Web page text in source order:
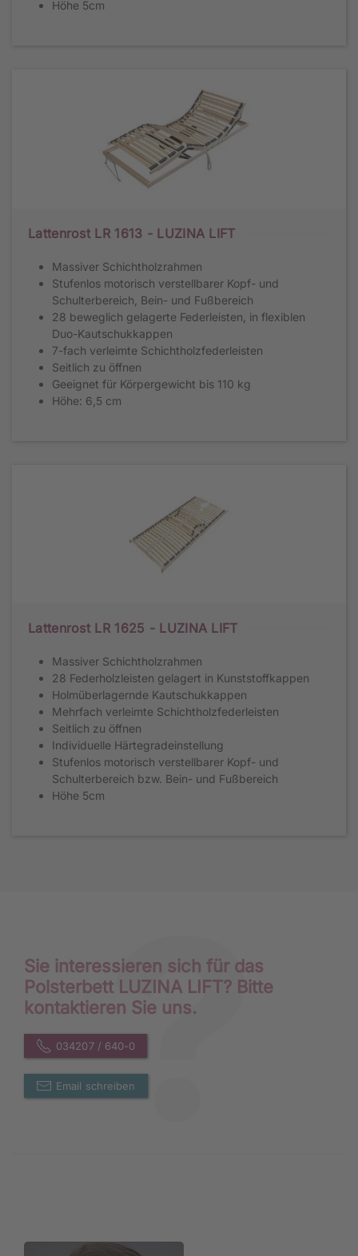
Höhe 5cm
Lattenrost LR 1613 - LUZINA LIFT
Massiver Schichtholzrahmen
Stufenlos motorisch verstellbarer Kopf- und
Schulterbereich, Bein- und Fußbereich
28 beweglich gelagerte Federleisten, in flexiblen
Duo-Kautschukkappen
7-fach verleimte Schichtholzfederleisten
Seitlich zu öffnen
Geeignet für Körpergewicht bis 110 kg
Höhe: 6,5 cm
Lattenrost LR 1625 - LUZINA LIFT
Massiver Schichtholzrahmen
28 Federholzleisten gelagert in Kunststoffkappen
Holmüberlagernde Kautschukkappen
Mehrfach verleimte Schichtholzfederleisten
Seitlich zu öffnen
Individuelle Härtegradeinstellung
Stufenlos motorisch verstellbarer Kopf- und
Schulterbereich bzw. Bein- und Fußbereich
Höhe 5cm
Sie interessieren sich für das
Polsterbett LUZINA LIFT? Bitte
kontaktieren Sie uns.
034207 / 640-0
Email schreiben